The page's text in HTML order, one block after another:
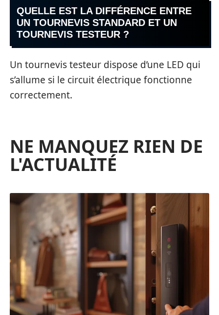
QUELLE EST LA DIFFÉRENCE ENTRE
UN TOURNEVIS STANDARD ET UN
TOURNEVIS TESTEUR ?
Un tournevis testeur dispose d’une LED qui
s’allume si le circuit électrique fonctionne
correctement.
NE MANQUEZ RIEN DE
L'ACTUALITÉ